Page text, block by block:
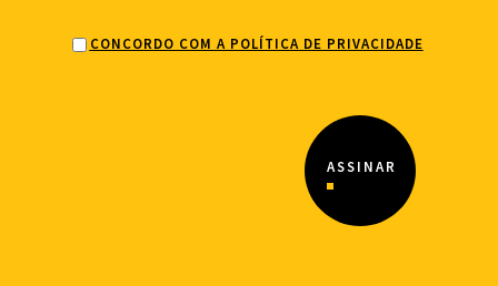
CONCORDO COM A POLÍTICA DE PRIVACIDADE